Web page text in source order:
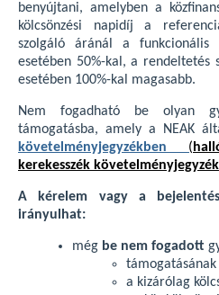
benyújtani, amelyben a
kölcsönzési napidíj a
szolgáló áránál a funkcionális
esetében 50%-kal, a rendeltetés
esetében 100%-kal magasabb.
Nem fogadható be olyan
támogatásba, amely a NEAK
követelményjegyzékben
(
kerekesszék követelményjegyzék
A kérelem vagy a
irányulhat:
még be nem fogadott
a kizárólag